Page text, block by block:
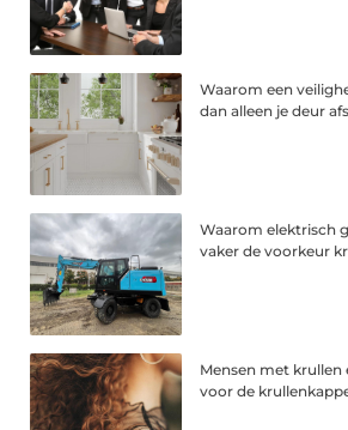
Waarom een
dan alleen je deur
Waarom elektrisch
vaker de voorkeur
Mensen met krullen
voor de